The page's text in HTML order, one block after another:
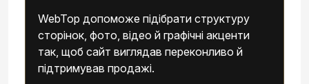
WebTop допоможе підібрати структуру
сторінок, фото, відео й графічні акценти
так, щоб сайт виглядав переконливо й
підтримував продажі.